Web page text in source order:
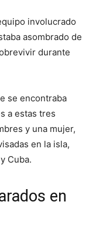
involucrado
asombrado de
durante
se encontraba
a estas tres
y una mujer,
en la isla,
Cuba.
en